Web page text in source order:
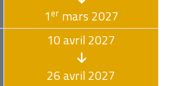
1ermars 2027
10 avril 2027
26 avril 2027